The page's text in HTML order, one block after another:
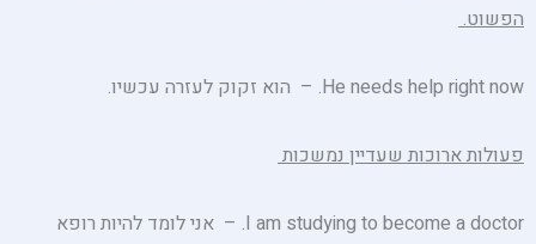
הפשוט.
He needs help right now. – הוא זקוק לעזרה עכשיו.
פעולות ארוכות שעדיין נמשכות
I am studying to become a doctor. – אני לומד להיות רופא